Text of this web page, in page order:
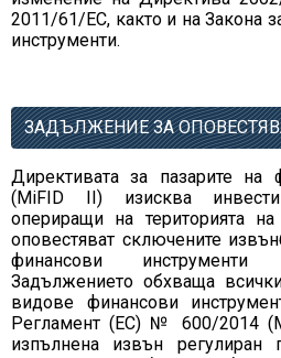
2011/61/ЕС, както и на Закона
инструменти.
Директивата за пазарите на
(MiFID II) изисква
опериращи на територията
оповестяват сключените
финансови
Задължението обхваща
видове финансови
Регламент (ЕС) № 600/2014
изпълнена извън регулиран